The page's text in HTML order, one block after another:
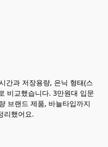
간과 저장용량, 은닉 형태(스
비교했습니다. 3만원대 입문
브랜드 제품, 바늘타입까지
리했어요.